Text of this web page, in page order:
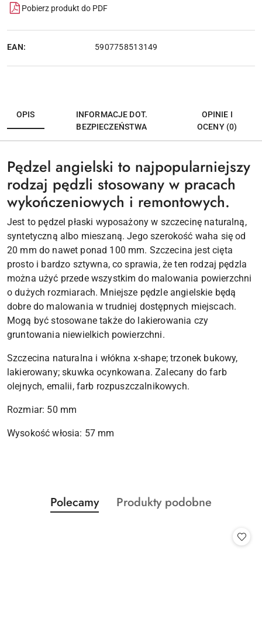
Pobierz produkt do PDF
EAN: 5907758513149
OPIS
INFORMACJE DOT.
BEZPIECZEŃSTWA
OPINIE I
OCENY (0)
Pędzel angielski to najpopularniejszy
rodzaj pędzli stosowany w pracach
wykończeniowych i remontowych.
Jest to pędzel płaski wyposażony w szczecinę naturalną,
syntetyczną albo mieszaną. Jego szerokość waha się od
20 mm do nawet ponad 100 mm. Szczecina jest cięta
prosto i bardzo sztywna, co sprawia, że ten rodzaj pędzla
można użyć przede wszystkim do malowania powierzchni
o dużych rozmiarach. Mniejsze pędzle angielskie będą
dobre do malowania w trudniej dostępnych miejscach.
Mogą być stosowane także do lakierowania czy
gruntowania niewielkich powierzchni.
Szczecina naturalna i włókna x-shape; trzonek bukowy,
lakierowany; skuwka ocynkowana. Zalecany do farb
olejnych, emalii, farb rozpuszczalnikowych.
Rozmiar: 50 mm
Wysokość włosia: 57 mm
Pomiń karuzelę produktów
Produkty
o
Polecamy
Produkty
Produkty podobne